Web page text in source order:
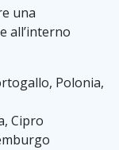
una
all’interno
Polonia,
Cipro